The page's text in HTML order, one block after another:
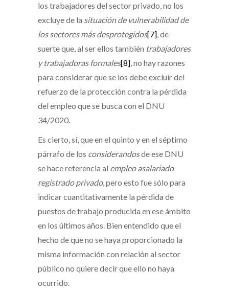
los trabajadores del sector privado, no los
excluye de la situación de vulnerabilidad de
los sectores más desprotegidos[7], de
suerte que, al ser ellos también trabajadores
y trabajadoras formales[8], no hay razones
para considerar que se los debe excluir del
refuerzo de la protección contra la pérdida
del empleo que se busca con el DNU
34/2020.
Es cierto, sí, que en el quinto y en el séptimo
párrafo de los considerandosde ese DNU
se hace referencia al empleo asalariado
registrado privado, pero esto fue sólo para
indicar cuantitativamente la pérdida de
puestos de trabajo producida en ese ámbito
en los últimos años. Bien entendido que el
hecho de que no se haya proporcionado la
misma información con relación al sector
público no quiere decir que ello no haya
ocurrido.